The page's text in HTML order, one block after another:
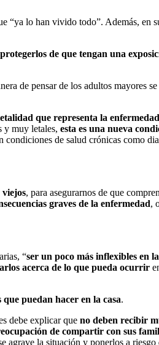
“ya lo han vivido todo”. Además, en
de que tengan una
de pensar de los adultos mayores se
que representa la
y muy letales, esta es una nueva
de salud crónicas como
viejos, para asegurarnos de que
graves de la enfermedad,
“ser un poco más inflexibles en
acerca de lo que pueda ocurrir
puedan hacer en la casa.
debe explicar que no deben recibir
de compartir con sus
agrave la situación y ponerlos a